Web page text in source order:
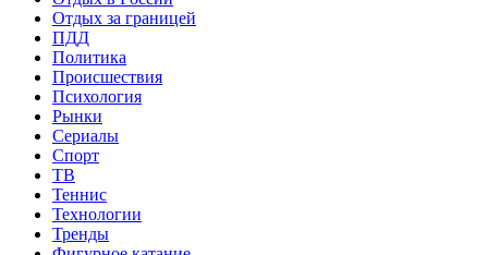
Отдых за границей
ПДД
Политика
Происшествия
Психология
Рынки
Сериалы
Спорт
ТВ
Теннис
Технологии
Тренды